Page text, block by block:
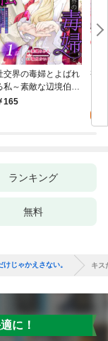
交界の毒婦とよばれ
私～素敵な辺境伯令
に腕を折られたの
165
視
ランキング
無料
けじゃかえさない。 キス
に！